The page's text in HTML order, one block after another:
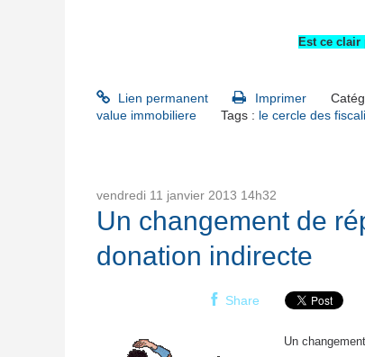
Est ce
Lien permanent Imprimer
value immobiliere
Tags : le cercle des
vendredi 11 janvier 2013 14h32
Un changement de
donation indirecte
Share
Un